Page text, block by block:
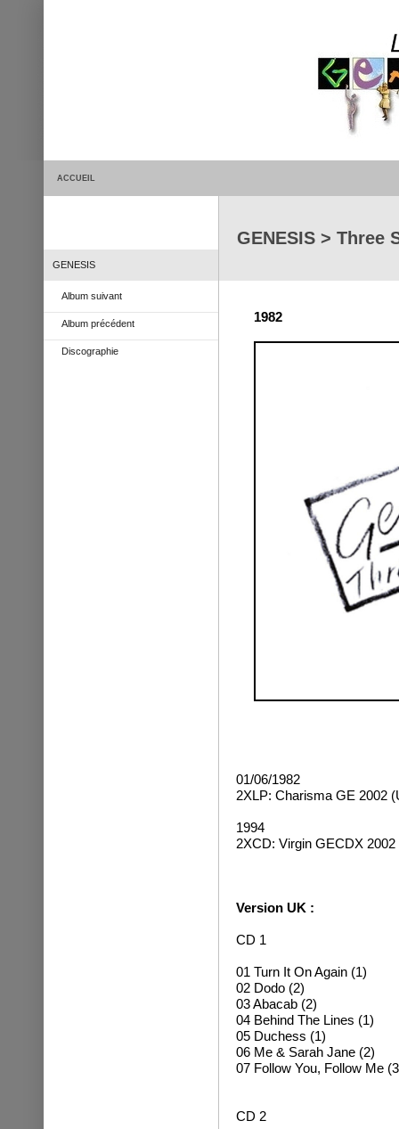
ACCUEIL
GENESIS
Album suivant
Album précédent
Discographie
GENESIS > Three
1982
01/06/1982
2XLP: Charisma GE 2002
1994
2XCD: Virgin GECDX
Version UK :
CD 1
01 Turn It On Again (1)
02 Dodo (2)
03 Abacab (2)
04 Behind The Lines (1)
05 Duchess (1)
06 Me & Sarah Jane (2)
07 Follow You, Follow Me
CD 2